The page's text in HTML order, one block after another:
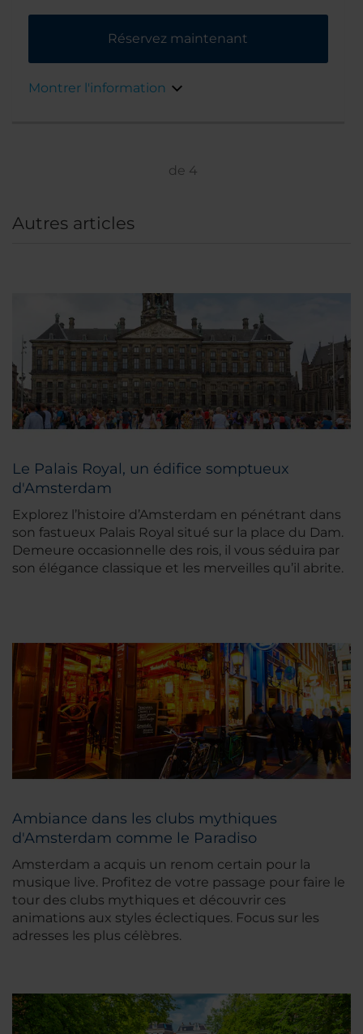
quelques minutes de marche des sites
célèbres d'Amsterdam Pour le déjeuner ou le
juste en face de la place.
Réservez maintenant
Montrer l'information
de 4
Autres articles
Le Palais Royal, un édifice somptueux
d'Amsterdam
Explorez l’histoire d’Amsterdam en pénétrant dans
son fastueux Palais Royal situé sur la place du Dam.
Demeure occasionnelle des rois, il vous séduira par
son élégance classique et les merveilles qu’il abrite.
Ambiance dans les clubs mythiques
d'Amsterdam comme le Paradiso
Amsterdam a acquis un renom certain pour la
musique live. Profitez de votre passage pour faire le
tour des clubs mythiques et découvrir ces
animations aux styles éclectiques. Focus sur les
adresses les plus célèbres.